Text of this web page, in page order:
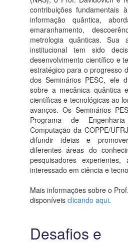
contribuições fundamentais
informação quântica,
emaranhamento,
metrologia quânticas. Sua
institucional tem sido
desenvolvimento científico e
estratégico para o progresso
dos Seminários PESC, ele
sobre a mecânica quântica
científicas e tecnológicas ao
avanços. Os Seminários
Programa de
Computação da COPPE/
difundir ideias e
diferentes áreas do
pesquisadores
interessado em ciência e
Mais informações sobre o
disponíveis clicando aqui.
Desafios e